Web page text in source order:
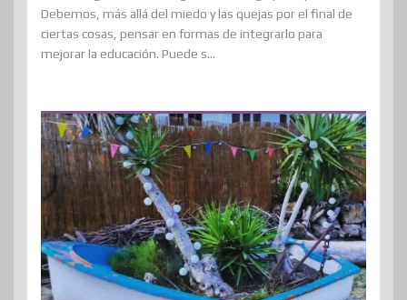
Debemos, más allá del miedo y las quejas por el final de
ciertas cosas, pensar en formas de integrarlo para
mejorar la educación. Puede s...